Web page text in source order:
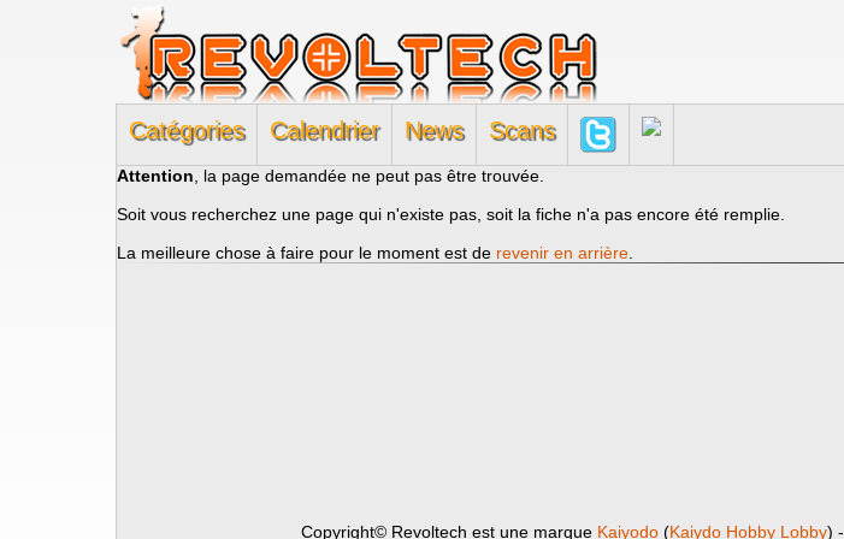
Catégories Calendrier News Scans
Attention , la page demandée ne peut pas être trouvée.
Soit vous recherchez une page qui n'existe pas, soit la fiche n'a pas encore été remplie.
La meilleure chose à faire pour le moment est de revenir en arrière
Copyright© Revoltech est une marque Kaiyodo(Kaiydo Hobby Lobby) -